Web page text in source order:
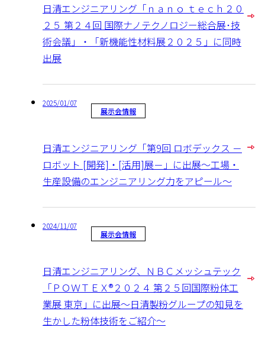
日清エンジニアリング「ｎａｎｏ ｔｅｃｈ２０
２５ 第２４回 国際ナノテクノロジー総合展･技
術会議」・「新機能性材料展２０２５」に同時
出展
2025/01/07
展示会情報
日清エンジニアリング「第9回 ロボデックス －
ロボット [開発]・[活用]展－」に出展～工場・
生産設備のエンジニアリング力をアピール～
2024/11/07
展示会情報
日清エンジニアリング、ＮＢＣメッシュテック
「ＰＯＷＴＥＸ®２０２４ 第２５回国際粉体工
業展 東京」に出展～日清製粉グループの知見を
生かした粉体技術をご紹介～